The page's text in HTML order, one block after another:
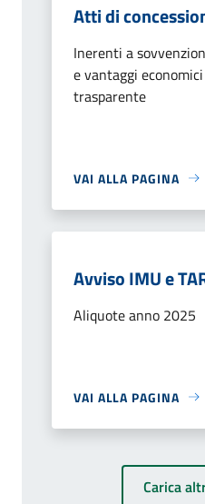
Atti di
Inerenti a
e vantaggi
trasparente
VAI ALLA PAGINA
Avviso IMU e
Aliquote anno 2025
VAI ALLA PAGINA
Carica